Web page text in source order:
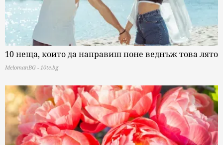
10 неща, които да направиш поне веднъж това лято
MelomanBG - 10te.bg